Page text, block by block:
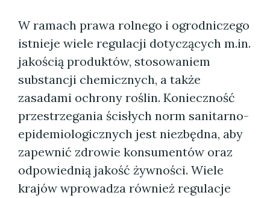
W ramach prawa rolnego i ogrodniczego
istnieje wiele regulacji dotyczących m.in.
jakością produktów, stosowaniem
substancji chemicznych, a także
zasadami ochrony roślin. Konieczność
przestrzegania ścisłych norm sanitarno-
epidemiologicznych jest niezbędna, aby
zapewnić zdrowie konsumentów oraz
odpowiednią jakość żywności. Wiele
krajów wprowadza również regulacje